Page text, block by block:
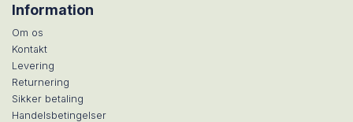
Information
Om os
Kontakt
Levering
Returnering
Sikker betaling
Handelsbetingelser